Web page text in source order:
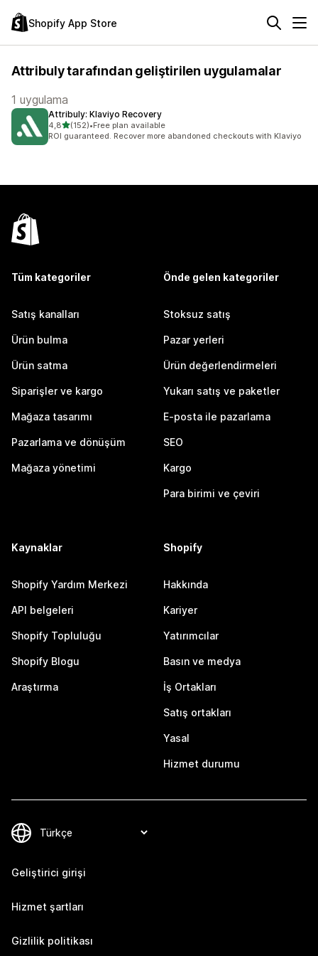
Shopify App Store
Attribuly tarafından geliştirilen uygulamalar
1 uygulama
Attribuly: Klaviyo Recovery
4,85 yıldız üzerinden
(152)
toplam 152 değerlendirme
•Free plan available
ROI guaranteed. Recover more abandoned checkouts with Klaviyo
Tüm kategoriler
Satış kanalları
Ürün bulma
Ürün satma
Siparişler ve kargo
Mağaza tasarımı
Pazarlama ve dönüşüm
Mağaza yönetimi
Önde gelen kategoriler
Stoksuz satış
Pazar yerleri
Ürün değerlendirmeleri
Yukarı satış ve paketler
E-posta ile pazarlama
SEO
Kargo
Para birimi ve çeviri
Kaynaklar
Shopify Yardım Merkezi
API belgeleri
Shopify Topluluğu
Shopify Blogu
Araştırma
Shopify
Hakkında
Kariyer
Yatırımcılar
Basın ve medya
İş Ortakları
Satış ortakları
Yasal
Hizmet durumu
Geliştirici girişi
Hizmet şartları
Gizlilik politikası